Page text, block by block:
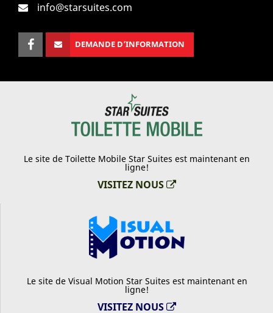
info@starsuites.com
DEMANDE D’INFORMATION
Le site de Toilette Mobile Star Suites est maintenant en
ligne!
VISITEZ NOUS
Le site de Visual Motion Star Suites est maintenant en
ligne!
VISITEZ NOUS